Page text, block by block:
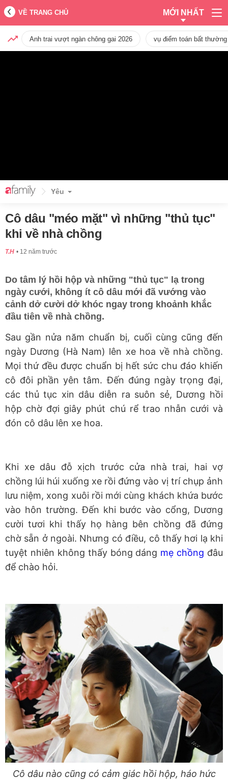
VỀ TRANG CHỦ MỚI NHẤT
Anh trai vượt ngàn chông gai 2026 vụ điểm toán bất
Yêu
Cô dâu "méo mặt" vì những "thủ tục"
khi về nhà chồng
T.H 12 năm trước
Do tâm lý hồi hộp và những "thủ tục" lạ trong
ngày cưới, không ít cô dâu mới đã vướng vào
cảnh dở cười dở khóc ngay trong khoảnh khắc
đầu tiên về nhà chồng.
Sau gần nửa năm chuẩn bị, cuối cùng cũng đến
ngày Dương (Hà Nam) lên xe hoa về nhà chồng.
Mọi thứ đều được chuẩn bị hết sức chu đáo khiến
cô đôi phần yên tâm. Đến đúng ngày trọng đại,
các thủ tục xin dâu diễn ra suôn sẻ, Dương hồi
hộp chờ đợi giây phút chú rể trao nhẫn cưới và
đón cô dâu lên xe hoa.
Khi xe dâu đỗ xịch trước cửa nhà trai, hai vợ
chồng lúi húi xuống xe rồi đứng vào vị trí chụp ảnh
lưu niệm, xong xuôi rồi mới cùng khách khứa bước
vào hôn trường. Đến khi bước vào cổng, Dương
cười tươi khi thấy họ hàng bên chồng đã đứng
chờ sẵn ở ngoài. Nhưng có điều, cô thấy hơi lạ khi
tuyệt nhiên không thấy bóng dáng mẹ chồng đâu
để chào hỏi.
Cô dâu nào cũng có cảm giác hồi hộp, háo hức